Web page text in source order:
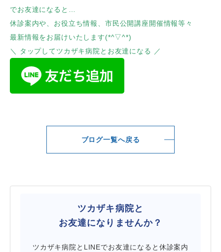
でお友達になると…
休診案内や、お役立ち情報、市民公開講座開催情報等々
最新情報をお届けいたします(*^▽^*)
＼ タップしてツカザキ病院とお友達になる ／
ブログ一覧へ戻る
ツカザキ病院と
お友達になりませんか？
ツカザキ病院とLINEでお友達になると休診案内